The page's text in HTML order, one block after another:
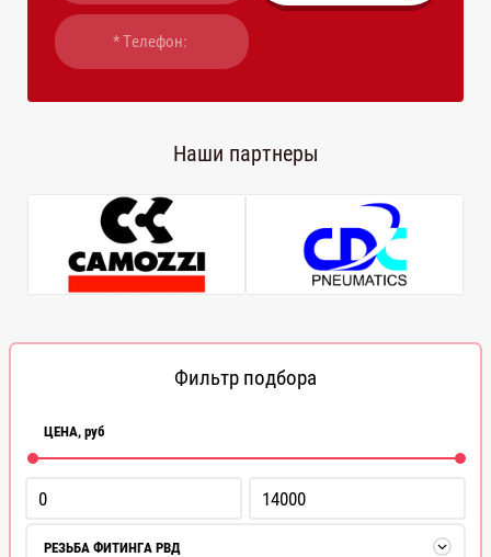
Фильтр подбора
ЦЕНА, руб
РЕЗЬБА ФИТИНГА РВД
Наши партнеры